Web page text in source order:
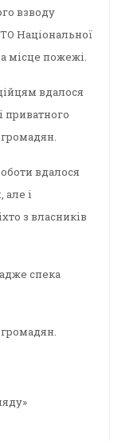
взводу
Національної
місце пожежі.
вдалося
приватного
вдалося
але і
з власників
спека